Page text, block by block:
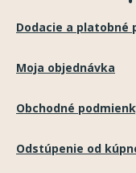
Dodacie a platobné
Moja objednávka
Obchodné
Odstúpenie od